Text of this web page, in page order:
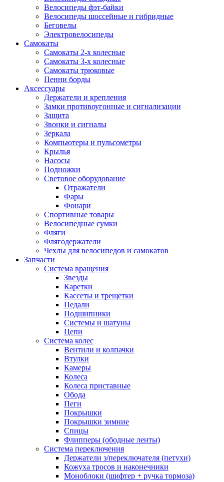
Велосипеды фэт-байки
Велосипеды шоссейные и гибридные
Беговелы
Электровелосипеды
Самокаты
Самокаты 2-х колесные
Самокаты 3-х колесные
Самокаты трюковые
Пенни борды
Аксессуары
Держатели и крепления
Замки противоугонные и сигнализации
Защита
Звонки и сигналы
Зеркала
Компьютеры и пульсометры
Крылья
Насосы
Подножки
Световое оборудование
Отражатели
Фары
Фонари
Спортивные товары
Велосипедные сумки
Фляги
Флягодержатели
Чехлы для велосипедов и самокатов
Запчасти
Система вращения
Звезды
Каретки
Кассеты и трещетки
Педали
Подшипники
Системы и шатуны
Цепи
Система колес
Вентили и колпачки
Втулки
Камеры
Колеса
Колеса приставные
Обода
Пеги
Покрышки
Покрышки зимние
Спицы
Флипперы (ободные ленты)
Система переключения
Держатели з/переключателя (петухи)
Кожуха тросов и наконечники
Моноблоки (шифтер + ручка тормоза)